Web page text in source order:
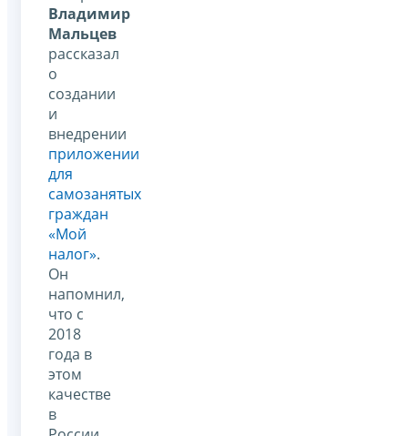
Владимир
Мальцев
рассказал
о
создании
и
внедрении
приложении
для
самозанятых
граждан
«Мой
налог».
Он
напомнил,
что с
2018
года в
этом
качестве
в